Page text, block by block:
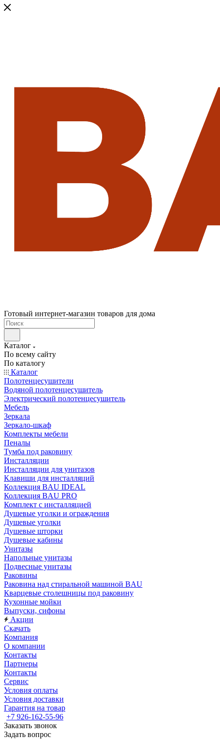
Готовый интернет-магазин товаров для дома
Каталог
По всему сайту
По каталогу
Каталог
Полотенцесушители
Водяной полотенцесушитель
Электрический полотенцесушитель
Мебель
Зеркала
Зеркало-шкаф
Комплекты мебели
Пеналы
Тумба под раковину
Инсталляции
Инсталляции для унитазов
Клавиши для инсталляций
Коллекция BAU IDEAL
Коллекция BAU PRO
Комплект с инсталляцией
Душевые уголки и ограждения
Душевые уголки
Душевые шторки
Душевые кабины
Унитазы
Напольные унитазы
Подвесные унитазы
Раковины
Раковина над стиральной машиной BAU
Кварцевые столешницы под раковину
Кухонные мойки
Выпуски, сифоны
Акции
Скачать
Компания
О компании
Контакты
Партнеры
Контакты
Сервис
Условия оплаты
Условия доставки
Гарантия на товар
+7 926-162-55-96
Заказать звонок
Задать вопрос